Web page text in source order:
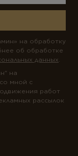
на обработку
об обработке
данных.
на
мной с
работ
рассылок